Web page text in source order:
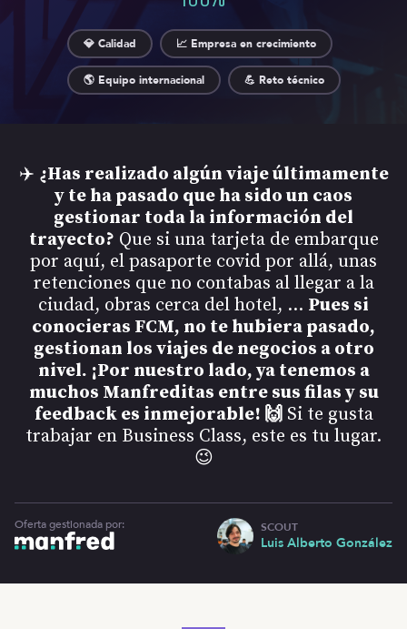
💎 Calidad 📈 Empresa en crecimiento
🌎 Equipo internacional 💪 Reto técnico
✈️ ¿Has realizado algún viaje últimamente
y te ha pasado que ha sido un caos
gestionar toda la información del
trayecto? Que si una tarjeta de embarque
por aquí, el pasaporte covid por allá, unas
retenciones que no contabas al llegar a la
ciudad, obras cerca del hotel, … Pues si
conocieras FCM, no te hubiera pasado,
gestionan los viajes de negocios a otro
nivel. ¡Por nuestro lado, ya tenemos a
muchos Manfreditas entre sus filas y su
feedback es inmejorable! 🙌Si te gusta
trabajar en Business Class, este es tu lugar.
😉
Oferta gestionada por: SCOUT
Luis Alberto González